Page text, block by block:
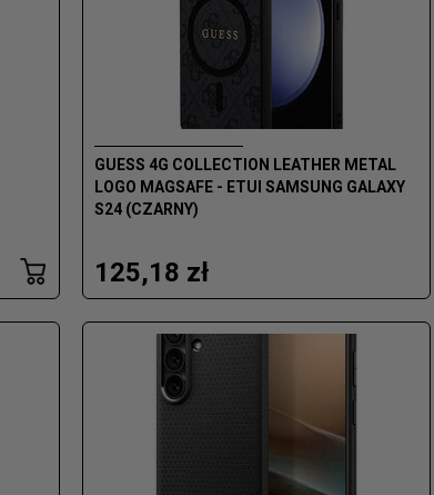
GUESS 4G COLLECTION LEATHER METAL
LOGO MAGSAFE - ETUI SAMSUNG GALAXY
S24 (CZARNY)
125,18 zł